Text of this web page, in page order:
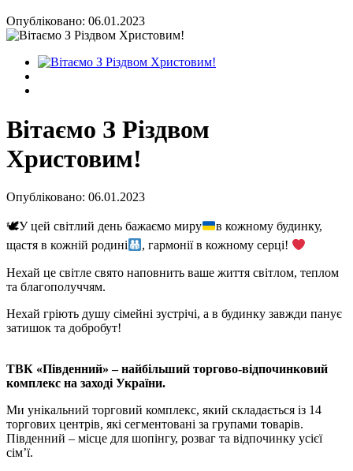
Опубліковано: 06.01.2023
Вітаємо З Різдвом
Христовим!
Опубліковано: 06.01.2023
🕊У цей світлий день бажаємо миру
в кожному будинку,
щастя в кожній родині
, гармонії в кожному серці!
Нехай це світле свято наповнить ваше життя світлом, теплом
та благополуччям.
Нехай гріють душу сімейні зустрічі, а в будинку завжди панує
затишок та добробут!
ТВК «Південний» – найбільший торгово-відпочинковий
комплекс на заході України.
Ми унікальний торговий комплекс, який складається із 14
торгових центрів, які сегментовані за групами товарів.
Південний – місце для шопінгу, розваг та відпочинку усієї
сім’ї.